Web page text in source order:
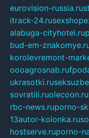
eurovision-russia.ru
itrack-24.ru
alabuga-cityhotel.ru
bud-em-
korolevremont-
oooagrosnab.ru
ukrasotki.ru
sovratili.ruolecoon.ru
rbc-news.ruporno-
13autor-kolonka.ru
hostserve.ruporno-